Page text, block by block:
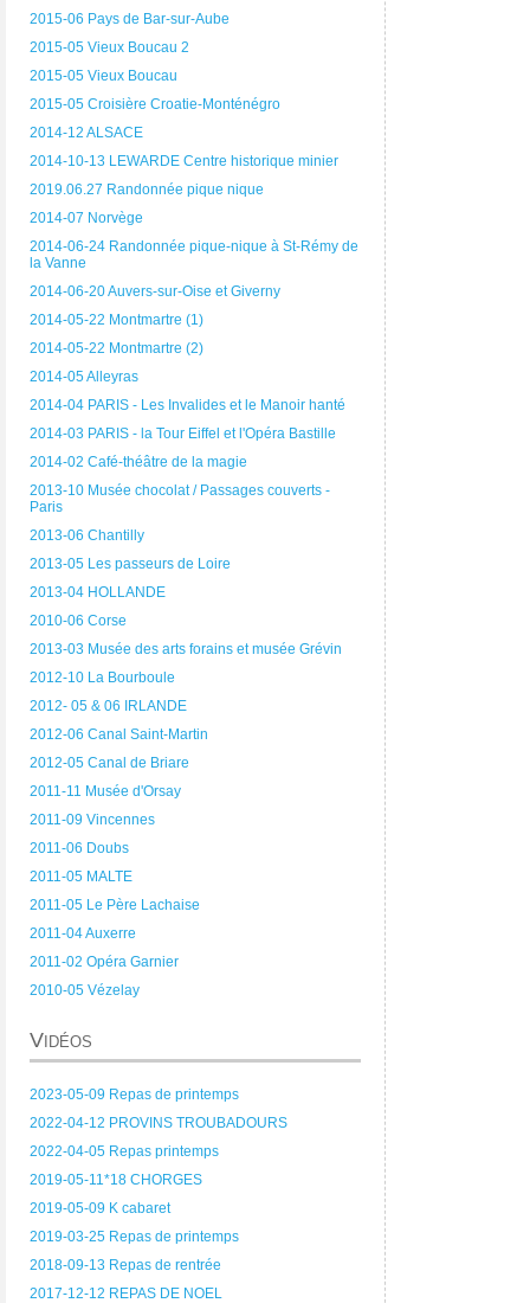
2015-06 Pays de Bar-sur-Aube
2015-05 Vieux Boucau 2
2015-05 Vieux Boucau
2015-05 Croisière Croatie-Monténégro
2014-12 ALSACE
2014-10-13 LEWARDE Centre historique minier
2019.06.27 Randonnée pique nique
2014-07 Norvège
2014-06-24 Randonnée pique-nique à St-Rémy de
la Vanne
2014-06-20 Auvers-sur-Oise et Giverny
2014-05-22 Montmartre (1)
2014-05-22 Montmartre (2)
2014-05 Alleyras
2014-04 PARIS - Les Invalides et le Manoir hanté
2014-03 PARIS - la Tour Eiffel et l'Opéra Bastille
2014-02 Café-théâtre de la magie
2013-10 Musée chocolat / Passages couverts -
Paris
2013-06 Chantilly
2013-05 Les passeurs de Loire
2013-04 HOLLANDE
2010-06 Corse
2013-03 Musée des arts forains et musée Grévin
2012-10 La Bourboule
2012- 05 & 06 IRLANDE
2012-06 Canal Saint-Martin
2012-05 Canal de Briare
2011-11 Musée d'Orsay
2011-09 Vincennes
2011-06 Doubs
2011-05 MALTE
2011-05 Le Père Lachaise
2011-04 Auxerre
2011-02 Opéra Garnier
2010-05 Vézelay
Vidéos
2023-05-09 Repas de printemps
2022-04-12 PROVINS TROUBADOURS
2022-04-05 Repas printemps
2019-05-11*18 CHORGES
2019-05-09 K cabaret
2019-03-25 Repas de printemps
2018-09-13 Repas de rentrée
2017-12-12 REPAS DE NOEL